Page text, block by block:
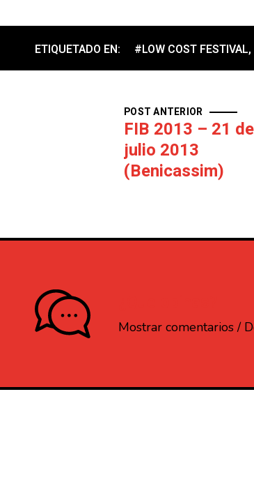
ETIQUETADO EN: #LOW COST FESTIVAL,
POST ANTERIOR
FIB 2013 – 21 de
julio 2013
(Benicassim)
Mostrar comentarios /